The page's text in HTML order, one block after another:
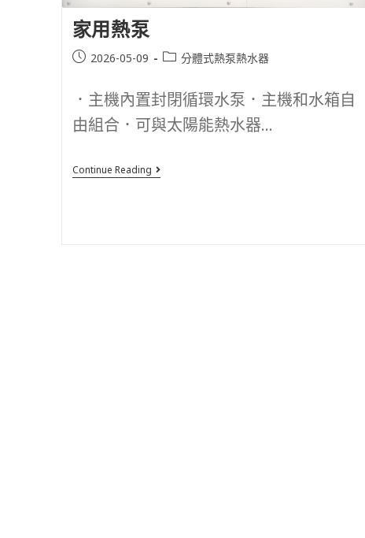
家用熱泵
2026-05-09 分體式熱泵熱水器
．主機內置封閉循環水泵．主機和水箱自
由組合．可與太陽能熱水器...
Continue Reading